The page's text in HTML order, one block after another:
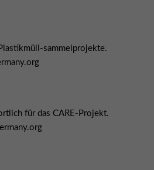
sammelprojekte.
für das CARE-Projekt.